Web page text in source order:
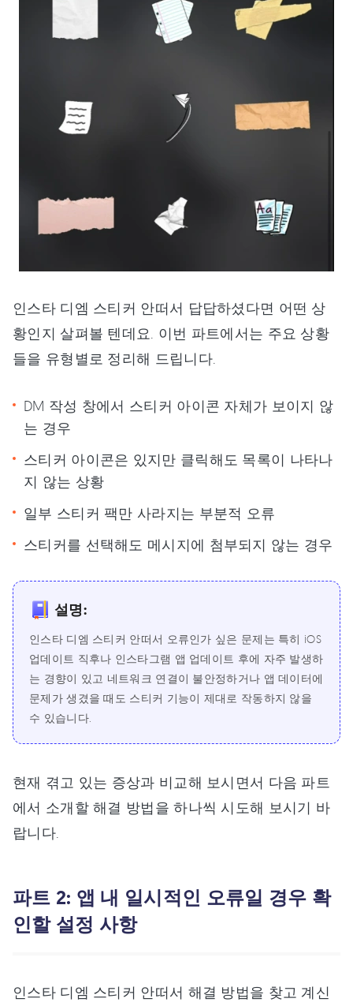
인스타 디엠 스티커 안떠서 답답하셨다면 어떤 상
황인지 살펴볼 텐데요. 이번 파트에서는 주요 상황
들을 유형별로 정리해 드립니다.
DM 작성 창에서 스티커 아이콘 자체가 보이지 않
는 경우
스티커 아이콘은 있지만 클릭해도 목록이 나타나
지 않는 상황
일부 스티커 팩만 사라지는 부분적 오류
스티커를 선택해도 메시지에 첨부되지 않는 경우
설명:
인스타 디엠 스티커 안떠서 오류인가 싶은 문제는 특히 iOS
업데이트 직후나 인스타그램 앱 업데이트 후에 자주 발생하
는 경향이 있고 네트워크 연결이 불안정하거나 앱 데이터에
문제가 생겼을 때도 스티커 기능이 제대로 작동하지 않을
수 있습니다.
현재 겪고 있는 증상과 비교해 보시면서 다음 파트
에서 소개할 해결 방법을 하나씩 시도해 보시기 바
랍니다.
파트 2: 앱 내 일시적인 오류일 경우 확
인할 설정 사항
인스타 디엠 스티커 안떠서 해결 방법을 찾고 계신